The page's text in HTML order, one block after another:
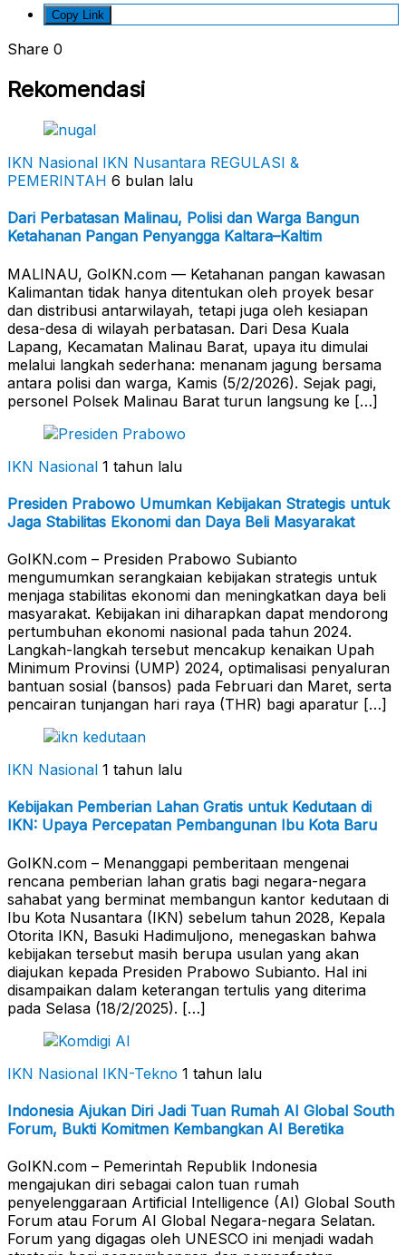
Copy Link
Share 0
Rekomendasi
IKN Nasional IKN Nusantara REGULASI &
PEMERINTAH 6 bulan lalu
Dari Perbatasan Malinau, Polisi dan Warga Bangun
Ketahanan Pangan Penyangga Kaltara–Kaltim
MALINAU, GoIKN.com — Ketahanan pangan kawasan
Kalimantan tidak hanya ditentukan oleh proyek besar
dan distribusi antarwilayah, tetapi juga oleh kesiapan
desa-desa di wilayah perbatasan. Dari Desa Kuala
Lapang, Kecamatan Malinau Barat, upaya itu dimulai
melalui langkah sederhana: menanam jagung bersama
antara polisi dan warga, Kamis (5/2/2026). Sejak pagi,
personel Polsek Malinau Barat turun langsung ke […]
IKN Nasional 1 tahun lalu
Presiden Prabowo Umumkan Kebijakan Strategis untuk
Jaga Stabilitas Ekonomi dan Daya Beli Masyarakat
GoIKN.com – Presiden Prabowo Subianto
mengumumkan serangkaian kebijakan strategis untuk
menjaga stabilitas ekonomi dan meningkatkan daya beli
masyarakat. Kebijakan ini diharapkan dapat mendorong
pertumbuhan ekonomi nasional pada tahun 2024.
Langkah-langkah tersebut mencakup kenaikan Upah
Minimum Provinsi (UMP) 2024, optimalisasi penyaluran
bantuan sosial (bansos) pada Februari dan Maret, serta
pencairan tunjangan hari raya (THR) bagi aparatur […]
IKN Nasional 1 tahun lalu
Kebijakan Pemberian Lahan Gratis untuk Kedutaan di
IKN: Upaya Percepatan Pembangunan Ibu Kota Baru
GoIKN.com – Menanggapi pemberitaan mengenai
rencana pemberian lahan gratis bagi negara-negara
sahabat yang berminat membangun kantor kedutaan di
Ibu Kota Nusantara (IKN) sebelum tahun 2028, Kepala
Otorita IKN, Basuki Hadimuljono, menegaskan bahwa
kebijakan tersebut masih berupa usulan yang akan
diajukan kepada Presiden Prabowo Subianto. Hal ini
disampaikan dalam keterangan tertulis yang diterima
pada Selasa (18/2/2025). […]
IKN Nasional IKN-Tekno 1 tahun lalu
Indonesia Ajukan Diri Jadi Tuan Rumah AI Global South
Forum, Bukti Komitmen Kembangkan AI Beretika
GoIKN.com – Pemerintah Republik Indonesia
mengajukan diri sebagai calon tuan rumah
penyelenggaraan Artificial Intelligence (AI) Global South
Forum atau Forum AI Global Negara-negara Selatan.
Forum yang digagas oleh UNESCO ini menjadi wadah